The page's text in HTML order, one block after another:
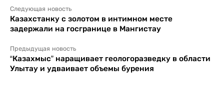
Следующая новость
Казахстанку с золотом в интимном месте
задержали на госгранице в Мангистау
Предыдущая новость
“Казахмыс” наращивает геологоразведку в области
Улытау и удваивает объемы бурения